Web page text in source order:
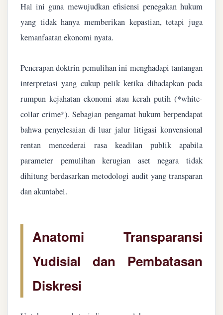
Hal ini guna mewujudkan efisiensi penegakan hukum
yang tidak hanya memberikan kepastian, tetapi juga
kemanfaatan ekonomi nyata.
Penerapan doktrin pemulihan ini menghadapi tantangan
interpretasi yang cukup pelik ketika dihadapkan pada
rumpun kejahatan ekonomi atau kerah putih (*white-
collar crime*). Sebagian pengamat hukum berpendapat
bahwa penyelesaian di luar jalur litigasi konvensional
rentan mencederai rasa keadilan publik apabila
parameter pemulihan kerugian aset negara tidak
dihitung berdasarkan metodologi audit yang transparan
dan akuntabel.
Anatomi Transparansi
Yudisial dan Pembatasan
Diskresi